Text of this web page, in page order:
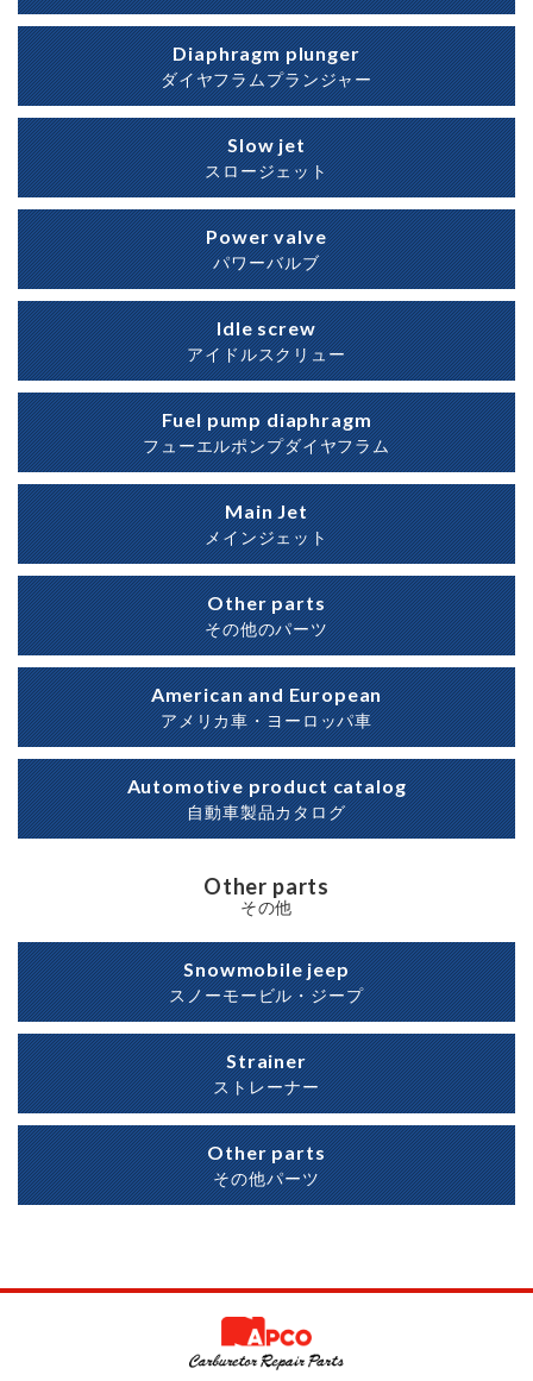
Diaphragm plunger
ダイヤフラムプランジャー
Slow jet
スロージェット
Power valve
パワーバルブ
Idle screw
アイドルスクリュー
Fuel pump diaphragm
フューエルポンプダイヤフラム
Main Jet
メインジェット
Other parts
その他のパーツ
American and European
アメリカ車・ヨーロッパ車
Automotive product catalog
自動車製品カタログ
Other parts
その他
Snowmobile jeep
スノーモービル・ジープ
Strainer
ストレーナー
Other parts
その他パーツ